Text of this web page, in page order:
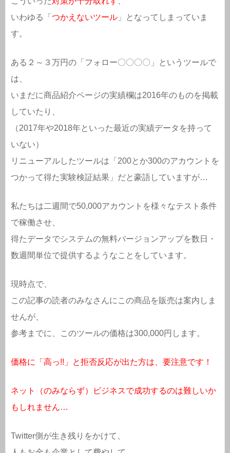
いわゆる「 つかえないツール 」となってしまっていま
す。
ある２～３万円の「フォロー〇〇〇〇」というツールで
は、
いまだに商品紹介ページの実績欄は2016年のものを掲載
していたり、
（2017年や2018年といった最近の実績データを持って
いない）
リニューアルしたツールは「200とか300のアカウントを
つかって得た実験検証結果」だと豪語していますが…
私たちは二週間で50,000アカウントを様々なテスト条件
で稼働させ、
得たデータでシステムの無料バージョンアップを数日・
数週間単位で提供するようなことをしています。
現時点で、
この記事の読者のみなさんにこの商品を販売は案内しま
せんが、
参考までに、このツールの価格は300,000円します。
価格に「高っ!!」と拒否反応が出た方は、要注意です！
ネット（のみならず）ビジネスで成功するのは難しいか
もしれません…
Twitter側が生き残りをかけて、